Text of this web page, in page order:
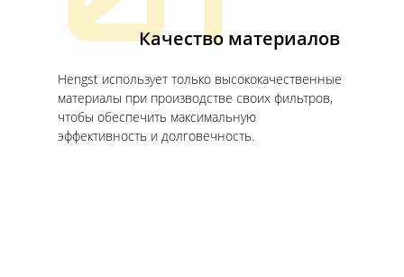
Качество материалов
Hengst использует только высококачественные
материалы при производстве своих фильтров,
чтобы обеспечить максимальную
эффективность и долговечность.